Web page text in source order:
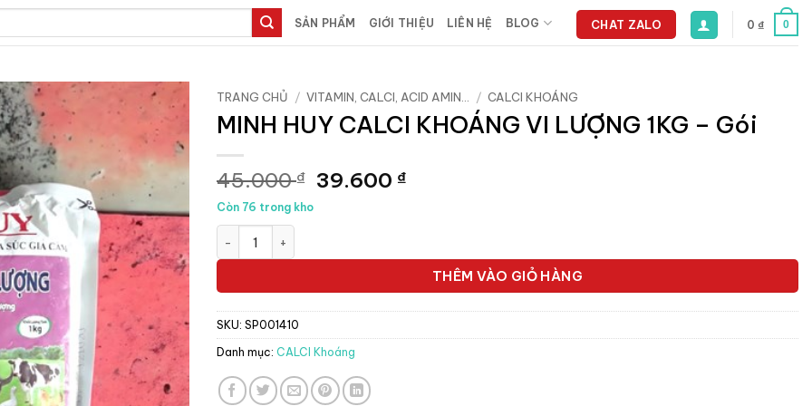
SẢN PHẨM GIỚI THIỆU LIÊN HỆ BLOG CHAT ZALO 0 ₫ 0
TRANG CHỦ / VITAMIN, CALCI, ACID AMIN... / CALCI KHOÁNG
MINH HUY CALCI KHOÁNG VI LƯỢNG 1KG – Gói
45.000₫ Giá
39.600 ₫Giá
39.600 ₫.
Còn 76 trong kho
THÊM VÀO GIỎ HÀNG
SKU: SP001410
Danh mục: CALCI Khoáng